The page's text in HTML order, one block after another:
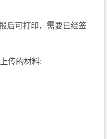
后可打印，需要已经签
传的材料: